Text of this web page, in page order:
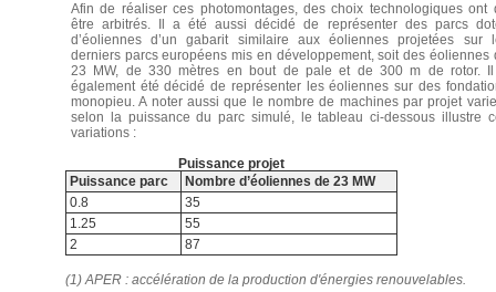
Afin de réaliser ces photomontages, des choix technologiques ont
être arbitrés. Il a été aussi décidé de représenter des parcs
d’éoliennes d’un gabarit similaire aux éoliennes projetées sur
derniers parcs européens mis en développement, soit des éoliennes
23 MW, de 330 mètres en bout de pale et de 300 m de rotor.
également été décidé de représenter les éoliennes sur des
monopieu. A noter aussi que le nombre de machines par projet
selon la puissance du parc simulé, le tableau ci-dessous illustre
variations :
Puissance projet
Puissance parc
Nombre d’éoliennes de 23 MW
0.8
35
1.25
55
2
87
(1) APER : accélération de la production d'énergies renouvelables.